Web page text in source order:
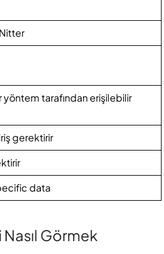
yöntem tarafından erişilebilir
gerektirir
data
Görmek